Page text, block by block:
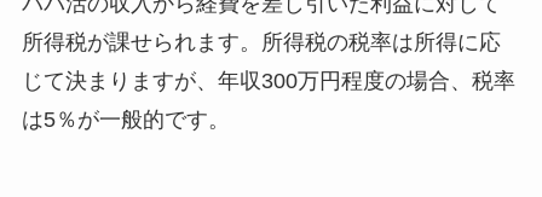
所得税が課せられます。所得税の税率は所得に応
じて決まりますが、年収300万円程度の場合、税率
は5％が一般的です。